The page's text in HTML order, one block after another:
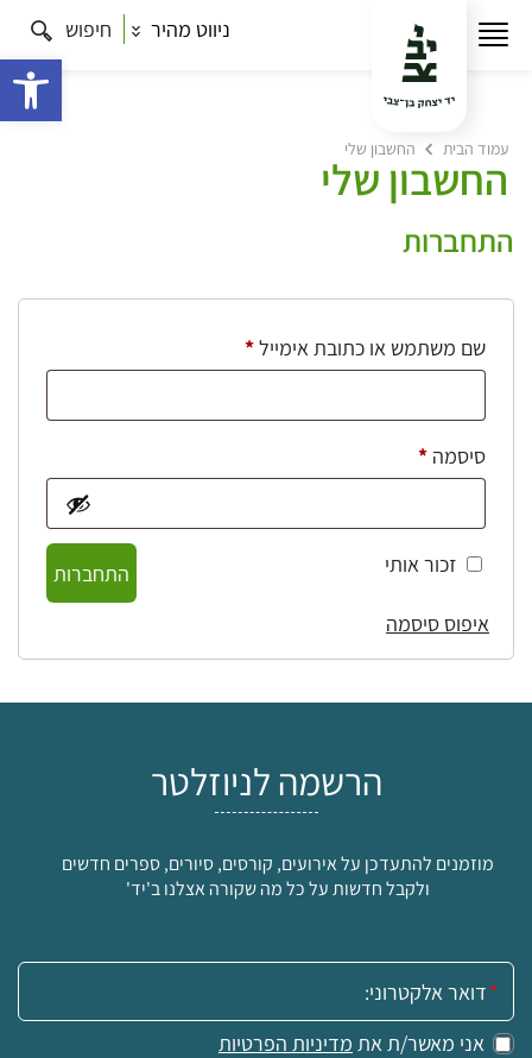
ניווט מהיר חיפוש
עמוד הבית החשבון שלי
החשבון שלי
התחברות
שם משתמש או כתובת אימייל*חובה
סיסמה *חובה
זכור אותי
התחברות
איפוס סיסמה
הרשמה לניוזלטר
מוזמנים להתעדכן על אירועים, קורסים, סיורים, ספרים חדשים
ולקבל חדשות על כל מה שקורה אצלנו ב'יד'
אימייל:
אני מאשר/ת את מדיניות הפרטיות